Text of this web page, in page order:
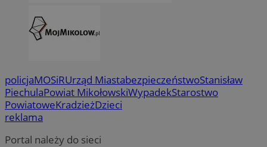
policjaMOSiRUrząd MiastabezpieczeństwoStanisław
PiechulaPowiat MikołowskiWypadekStarostwo
PowiatoweKradzieżDzieci
reklama
Portal należy do sieci